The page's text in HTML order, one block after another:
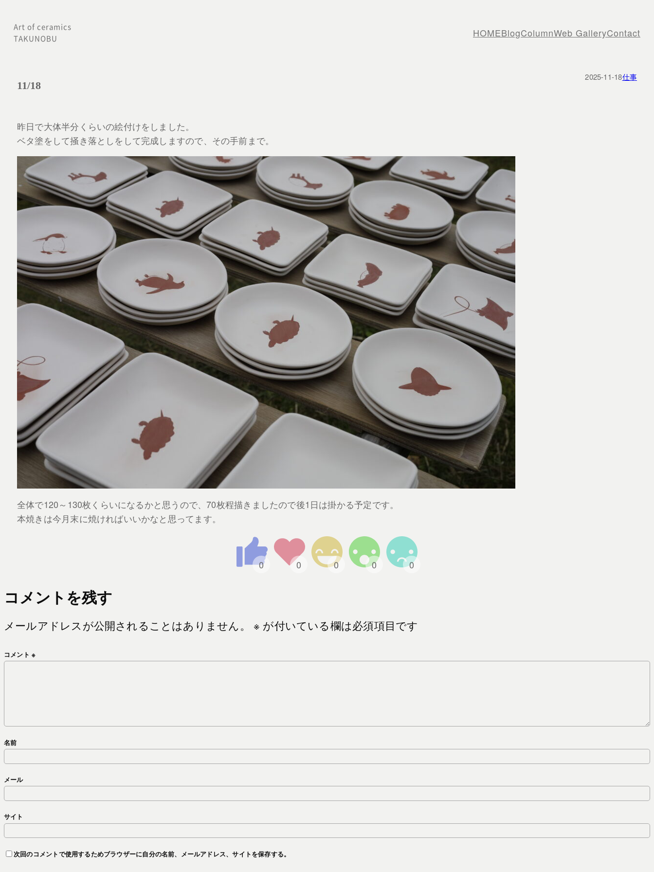
容Art of ceramics
TAKUNOBU
HOMEBlogColumnWeb GalleryContact
11/18
2025-11-18仕事
昨日で大体半分くらいの絵付けをしました。
ベタ塗をして掻き落としをして完成しますので、その手前まで。
全体で120～130枚くらいになるかと思うので、70枚程描きましたので後1日は掛かる予定です。
本焼きは今月末に焼ければいいかなと思ってます。
コメントを残す
メールアドレスが公開されることはありません。 ※ が付いている欄は必須項目です
コメント※
名前
メール
サイト
次回のコメントで使用するためブラウザーに自分の名前、メールアドレス、サイトを保存する。